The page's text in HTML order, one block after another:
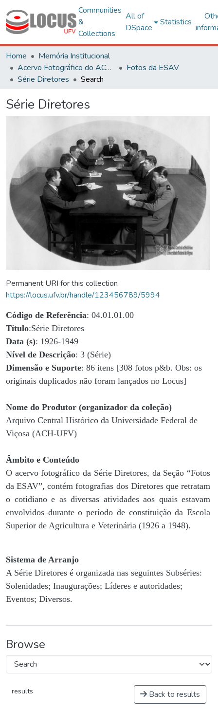
Communities
&
Collections
All of
DSpace
Statistics
Home
Memória Institucional
Acervo Fotográfico do ACH-UFV
Fotos da ESAV
Série Diretores
Search
Série Diretores
Permanent URI for this collection
https://locus.ufv.br/handle/123456789/5994
Código de Referência: 04.01.01.00
Título:Série Diretores
Data (s): 1926-1949
Nível de Descrição: 3 (Série)
Dimensão e Suporte: 86 itens [308 fotos p&b. Obs: os
originais duplicados não foram lançados no Locus]
Nome do Produtor (organizador da coleção)
Arquivo Central Histórico da Universidade Federal de
Viçosa (ACH-UFV)
Âmbito e Conteúdo
O acervo fotográfico da Série Diretores, da Seção “Fotos
da ESAV”, contém fotografias dos Diretores que retratam
o cotidiano e as diversas atividades aos quais estavam
envolvidos durante o período de constituição da Escola
Superior de Agricultura e Veterinária (1926 a 1948).
Sistema de Arranjo
A Série Diretores é organizada nas seguintes Subséries:
Solenidades; Inaugurações; Líderes e autoridades;
Eventos; Diversos.
Browse
results Back to results